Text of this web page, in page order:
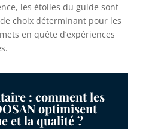
les étoiles du guide sont
choix déterminant pour les
en quête d’expériences
: comment les
optimisent
et la qualité ?